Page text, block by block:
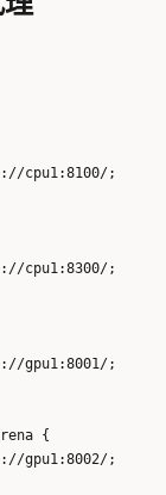
cpu1:8100/;
cpu1:8300/;
gpu1:8001/;
{
gpu1:8002/;